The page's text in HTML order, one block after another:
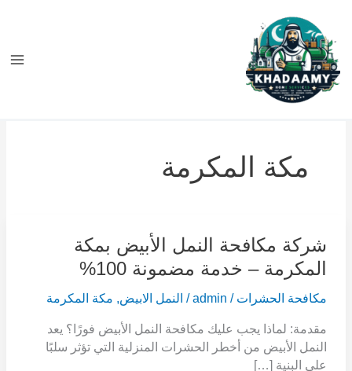
مكة المكرمة
شركة مكافحة النمل الأبيض بمكة
المكرمة – خدمة مضمونة 100%
مكافحة الحشرات/
admin
/النمل الابيض ,مكة المكرمة
مقدمة: لماذا يجب عليك مكافحة النمل الأبيض فورًا؟ يعد
النمل الأبيض من أخطر الحشرات المنزلية التي تؤثر سلبًا
على البنية […]
شركة
مكافحة
النمل
الأبيض
المكرمة